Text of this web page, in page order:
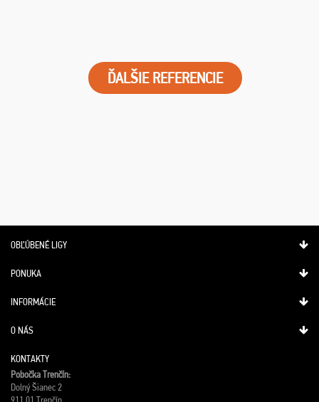
ĎALŠIE REFERENCIE
OBĽÚBENÉ LIGY
PONUKA
INFORMÁCIE
O NÁS
KONTAKTY
Pobočka Trenčín:
Dolný Šianec 2